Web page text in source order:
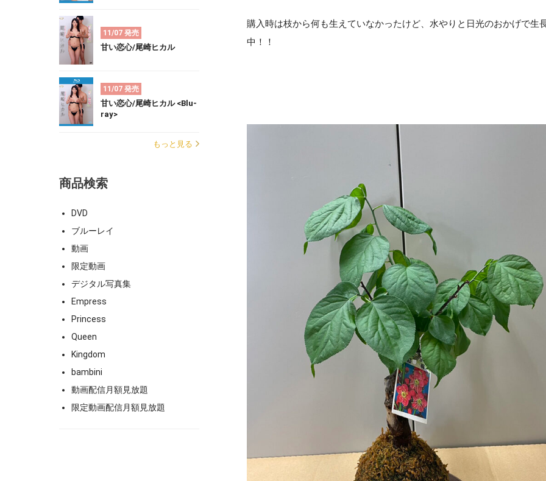
11/07 発売
甘い恋心/尾崎ヒカル
11/07 発売
甘い恋心/尾崎ヒカル <Blu-
ray>
もっと見る
商品検索
DVD
ブルーレイ
動画
限定動画
デジタル写真集
Empress
Princess
Queen
Kingdom
bambini
動画配信月額見放題
限定動画配信月額見放題
購入時は枝から何も生えていなかったけど、水やりと日光のおかげで生
中！！